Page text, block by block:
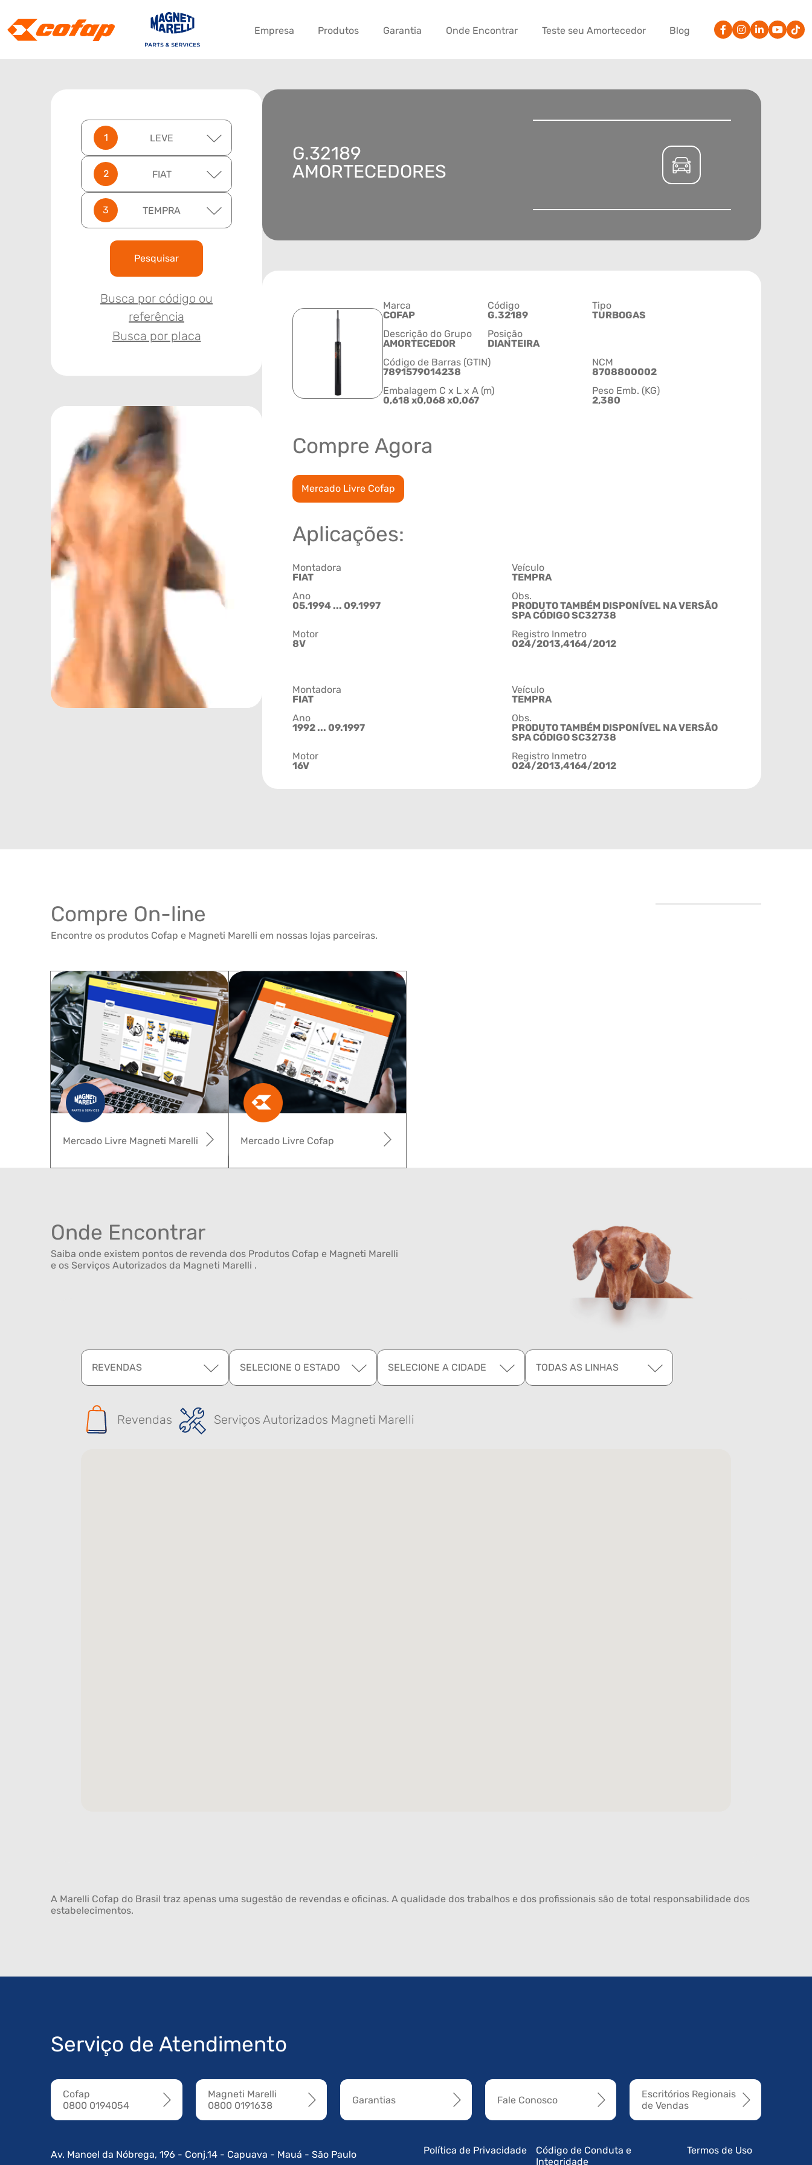
Empresa Produtos Garantia Onde Encontrar Teste seu Amortecedor Blog
LEVE
FIAT
TEMPRA
Pesquisar
Busca por código ou
referência
Busca por placa
G.32189
AMORTECEDORES
Marca
COFAP
Código
G.32189
Tipo
TURBOGAS
Descrição do Grupo
AMORTECEDOR
Posição
DIANTEIRA
Código de Barras (GTIN)
7891579014238
NCM
8708800002
Embalagem C x L x A (m)
0,618 x0,068 x0,067
Peso Emb. (KG)
2,380
Compre Agora
Mercado Livre Cofap
Aplicações:
Montadora
FIAT
Veículo
TEMPRA
Ano
05.1994 ... 09.1997
Obs.
PRODUTO TAMBÉM DISPONÍVEL NA VERSÃO
SPA CÓDIGO SC32738
Motor
8V
Registro Inmetro
024/2013,4164/2012
Montadora
FIAT
Veículo
TEMPRA
Ano
1992 ... 09.1997
Obs.
PRODUTO TAMBÉM DISPONÍVEL NA VERSÃO
SPA CÓDIGO SC32738
Motor
16V
Registro Inmetro
024/2013,4164/2012
Compre On-line
Encontre os produtos Cofap e Magneti Marelli em nossas lojas parceiras.
Mercado Livre Cofap
Mercado Livre Magneti Marelli
Onde Encontrar
Saiba onde existem pontos de revenda dos Produtos Cofap e Magneti Marelli
e os Serviços Autorizados da Magneti Marelli .
REVENDAS SELECIONE O ESTADO SELECIONE A CIDADE TODAS AS LINHAS
Revendas Serviços Autorizados Magneti Marelli
A Marelli Cofap do Brasil traz apenas uma sugestão de revendas e oficinas. A qualidade dos trabalhos e dos profissionais são de total responsabilidade dos
estabelecimentos.
Serviço de Atendimento
Cofap
0800 0194054
Magneti Marelli
0800 0191638
Garantias Fale Conosco
Escritórios Regionais
de Vendas
Av. Manoel da Nóbrega, 196 - Conj.14 - Capuava - Mauá - São Paulo Termos de Uso
Código de Conduta e
Integridade
Política de Privacidade